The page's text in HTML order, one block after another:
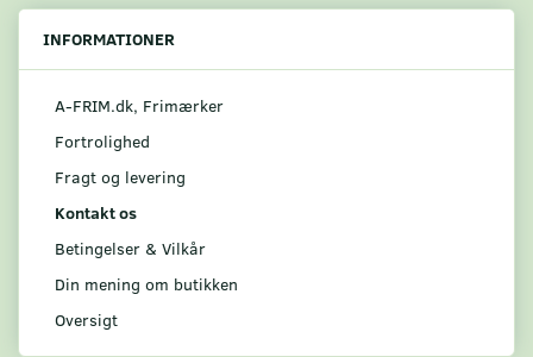
INFORMATIONER
A-FRIM.dk, Frimærker
Fortrolighed
Fragt og levering
Kontakt os
Betingelser & Vilkår
Din mening om butikken
Oversigt